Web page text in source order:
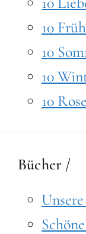
10
10
10
10
Bücher /